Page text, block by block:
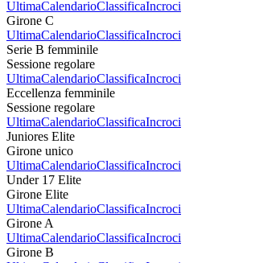
UltimaCalendarioClassificaIncroci
Girone C
UltimaCalendarioClassificaIncroci
Serie B femminile
Sessione regolare
UltimaCalendarioClassificaIncroci
Eccellenza femminile
Sessione regolare
UltimaCalendarioClassificaIncroci
Juniores Elite
Girone unico
UltimaCalendarioClassificaIncroci
Under 17 Elite
Girone Elite
UltimaCalendarioClassificaIncroci
Girone A
UltimaCalendarioClassificaIncroci
Girone B